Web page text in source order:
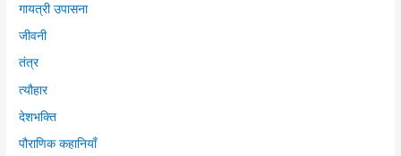
गायत्री उपासना
जीवनी
तंत्र
त्यौहार
देशभक्ति
पौराणिक कहानियाँ